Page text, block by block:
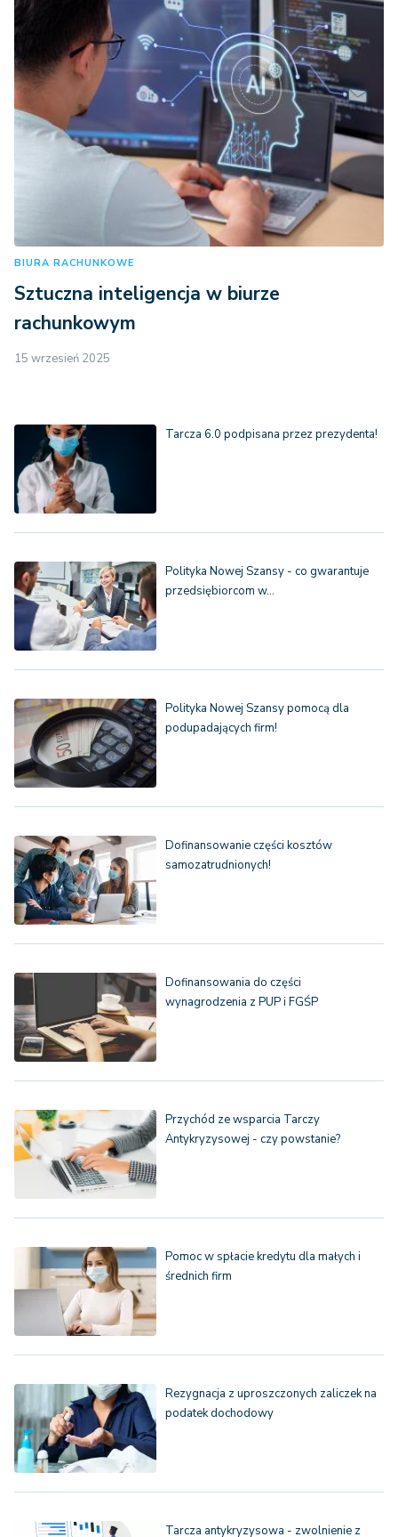
BIURA RACHUNKOWE
Sztuczna inteligencja w biurze
rachunkowym
15 wrzesień 2025
Tarcza 6.0 podpisana przez prezydenta!
Polityka Nowej Szansy - co gwarantuje
przedsiębiorcom w…
Polityka Nowej Szansy pomocą dla
podupadających firm!
Dofinansowanie części kosztów
samozatrudnionych!
Dofinansowania do części
wynagrodzenia z PUP i FGŚP
Przychód ze wsparcia Tarczy
Antykryzysowej - czy powstanie?
Pomoc w spłacie kredytu dla małych i
średnich firm
Rezygnacja z uproszczonych zaliczek na
podatek dochodowy
Tarcza antykryzysowa - zwolnienie z